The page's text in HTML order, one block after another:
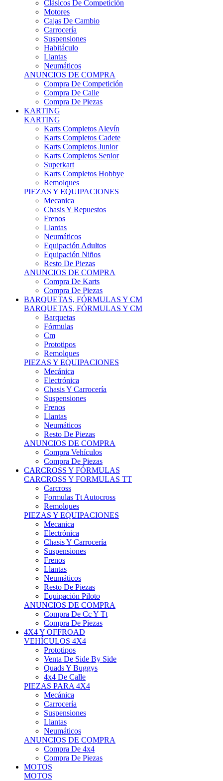
Cajas De Cambio
Carrocería
Suspensiones
Habitáculo
Llantas
Neumáticos
ANUNCIOS DE COMPRA
Compra De Competición
Compra De Calle
Compra De Piezas
KARTING
KARTING
Karts Completos Alevín
Karts Completos Cadete
Karts Completos Junior
Karts Completos Senior
Superkart
Karts Completos Hobbye
Remolques
PIEZAS Y EQUIPACIONES
Mecanica
Chasis Y Repuestos
Frenos
Llantas
Neumáticos
Equipación Adultos
Equipación Niños
Resto De Piezas
ANUNCIOS DE COMPRA
Compra De Karts
Compra De Piezas
BARQUETAS, FÓRMULAS Y CM
BARQUETAS, FÓRMULAS Y CM
Barquetas
Fórmulas
Cm
Prototipos
Remolques
PIEZAS Y EQUIPACIONES
Mecánica
Electrónica
Chasis Y Carrocería
Suspensiones
Frenos
Llantas
Neumáticos
Resto De Piezas
ANUNCIOS DE COMPRA
Compra Vehículos
Compra De Piezas
CARCROSS Y FÓRMULAS
CARCROSS Y FORMULAS TT
Carcross
Formulas Tt Autocross
Remolques
PIEZAS Y EQUIPACIONES
Mecanica
Electrónica
Chasis Y Carrocería
Suspensiones
Frenos
Llantas
Neumáticos
Resto De Piezas
Equipación Piloto
ANUNCIOS DE COMPRA
Compra De Cc Y Tt
Compra De Piezas
4X4 Y OFFROAD
VEHÍCULOS 4X4
Prototipos
Venta De Side By Side
Quads Y Buggys
4x4 De Calle
PIEZAS PARA 4X4
Mecánica
Carrocería
Suspensiones
Llantas
Neumáticos
ANUNCIOS DE COMPRA
Compra De 4x4
Compra De Piezas
MOTOS
MOTOS
Motos De Circuito